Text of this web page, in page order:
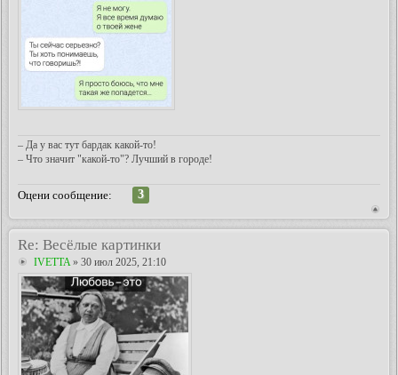
– Да у вас тут бардак какой-то!
– Что значит "какой-то"? Лучший в городе!
Оцени сообщение:
3
Re: Весёлые картинки
IVETTA» 30 июл 2025, 21:10